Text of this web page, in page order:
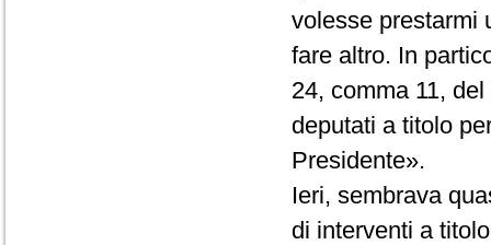
volesse prestarmi
fare altro. In
24, comma 11,
deputati a titolo
Presidente».
Ieri, sembrava
di interventi a